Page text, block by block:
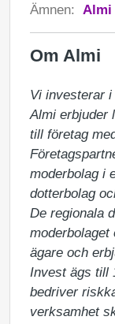
Ämnen: Almi
Om Almi
Vi investerar
Almi erbjuder
till företag
moderbolag i
dotterbolag
De regionala
ägare och
Invest ägs till
bedriver
verksamhet